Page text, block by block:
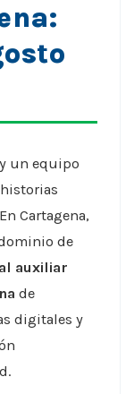
un equipo
Cartagena,
de
auxiliar
de
digitales y